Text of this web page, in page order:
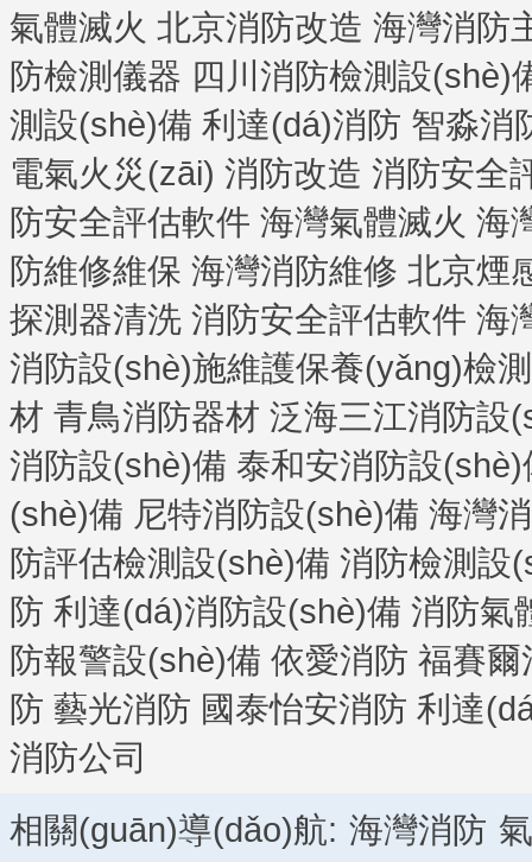
氣體滅火 北京消防改造 海灣消防
防檢測儀器 四川消防檢測設(shè)
測設(shè)備 利達(dá)消防 智淼消
電氣火災(zāi) 消防改造 消防安全
防安全評估軟件 海灣氣體滅火 海
防維修維保 海灣消防維修 北京煙
探測器清洗 消防安全評估軟件 海
消防設(shè)施維護保養(yǎng)檢
材 青鳥消防器材 泛海三江消防設
消防設(shè)備 泰和安消防設(shè)
(shè)備 尼特消防設(shè)備 海灣
防評估檢測設(shè)備 消防檢測設
防 利達(dá)消防設(shè)備 消防氣
防報警設(shè)備 依愛消防 福賽爾
防 藝光消防 國泰怡安消防 利達
消防公司
相關(guān)導(dǎo)航: 海灣消防